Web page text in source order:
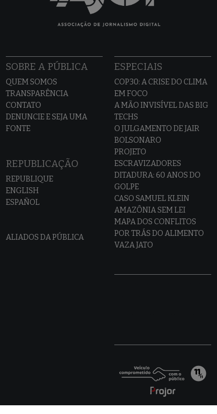
SOBRE A PÚBLICA
QUEM SOMOS
TRANSPARÊNCIA
CONTATO
DENUNCIE E SEJA UMA
FONTE
REPUBLICAÇÃO
REPUBLIQUE
ENGLISH
ESPAÑOL
ALIADOS DA PÚBLICA
ESPECIAIS
COP30: A CRISE DO CLIMA
EM FOCO
A MÃO INVISÍVEL DAS BIG
TECHS
O JULGAMENTO DE JAIR
BOLSONARO
PROJETO
ESCRAVIZADORES
DITADURA: 60 ANOS DO
GOLPE
CASO SAMUEL KLEIN
AMAZÔNIA SEM LEI
MAPA DOS CONFLITOS
POR TRÁS DO ALIMENTO
VAZA JATO